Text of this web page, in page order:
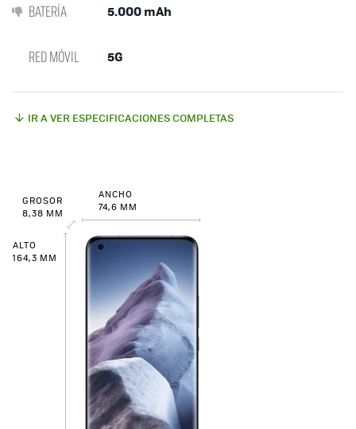
BATERÍA 5.000 mAh
RED MÓVIL 5G
IR A VER ESPECIFICACIONES COMPLETAS
GROSOR
8,38 MM
ANCHO
74,6 MM
ALTO
164,3 MM